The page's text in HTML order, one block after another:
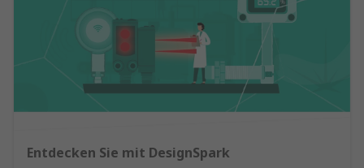
Entdecken Sie mit DesignSpark